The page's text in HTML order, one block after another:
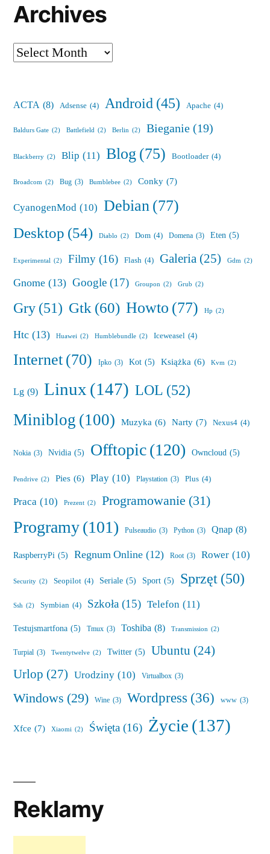
Archives
Archives
ACTA (8) Adsense (4) Android (45) Apache (4)
Baldurs Gate (2) Battlefield (2) Berlin (2) Bieganie (19)
Blackberry (2) Blip (11) Blog(75) Bootloader (4)
Broadcom (2) Bug (3) Bumblebee (2) Conky (7)
CyanogenMod (10) Debian(77)
Desktop (54) Diablo (2) Dom (4) Domena (3) Eten (5)
Experimental (2) Filmy (16) Flash (4) Galeria (25) Gdm (2)
Gnome (13) Google (17) Groupon (2) Grub (2)
Gry(51) Gtk(60) Howto (77) Hp (2)
Htc (13) Huawei (2) Humblebundle (2) Iceweasel (4)
Internet(70) Ipko (3) Kot (5) Książka (6) Kvm (2)
Lg (9) Linux(147) LOL (52)
Miniblog (100) Muzyka (6) Narty (7) Nexus4 (4)
Nokia (3) Nvidia (5) Offtopic(120) Owncloud (5)
Pendrive (2) Pies (6) Play (10) Playstation (3) Plus (4)
Praca (10) Prezent (2) Programowanie (31)
Programy(101) Pulseaudio (3) Python (3) Qnap (8)
RaspberryPi (5) Regnum Online (12) Root (3) Rower (10)
Security (2) Seopilot (4) Seriale (5) Sport (5) Sprzęt(50)
Ssh (2) Symbian (4) Szkoła (15) Telefon (11)
Testujsmartfona (5) Tmux (3) Toshiba (8) Transmission (2)
Turpial (3) Twentytwelve (2) Twitter (5) Ubuntu (24)
Urlop (27) Urodziny (10) Virtualbox (3)
Windows (29) Wine (3) Wordpress (36) www (3)
Xfce (7) Xiaomi (2) Święta (16) Życie(137)
Reklamy